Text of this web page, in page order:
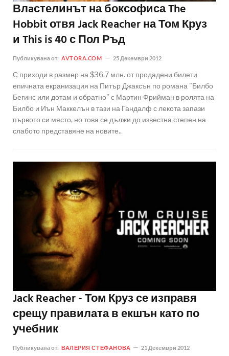
Влaстелинът на боксофиса The
Hobbit отвя Jack Reacher на Том Круз
и This is 40 с Пол Ръд
Публикувана от: AVTORA.COM 25 Декември 2012
С приходи в размер на $36.7 млн. от продадени билети
епичната екранизация на Питър Джаксън по романа "Билбо
Бегинс или дотам и обратно" с Мартин Фрийман в ролята на
Билбо и Иън Маккелън в тази на Гандалф с лекота запази
първото си място, но това се дължи до известна степен на
слабото представяне на новите..
Jack Reacher - Том Круз се изправя
срещу правилата в екшън като по
учебник
Публикувана от: ВАЛЕРИЯ СТЕФАНОВА 21 Декември 2012